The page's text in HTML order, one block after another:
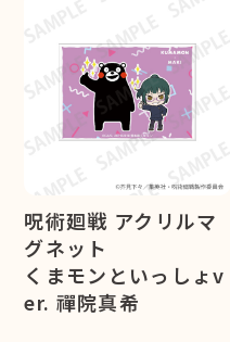
呪術廻戦 アクリルマ
グネット
くまモンといっしょv
er. 禪院真希